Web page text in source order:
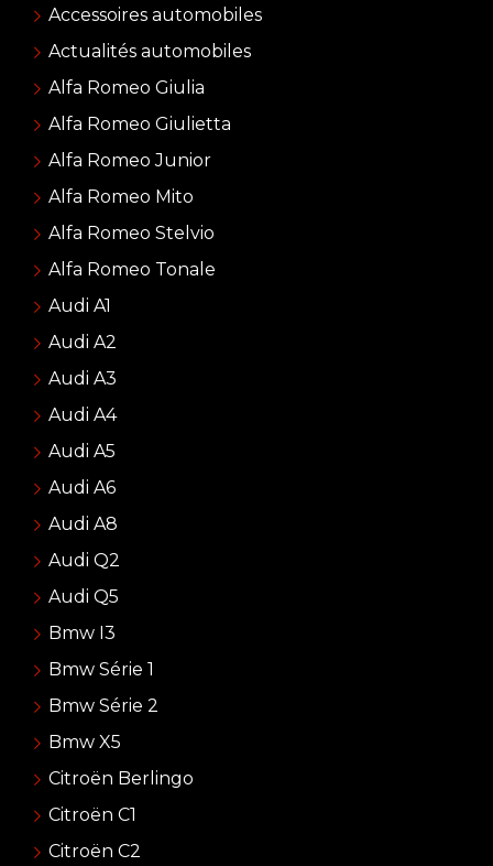
Accessoires automobiles
Actualités automobiles
Alfa Romeo Giulia
Alfa Romeo Giulietta
Alfa Romeo Junior
Alfa Romeo Mito
Alfa Romeo Stelvio
Alfa Romeo Tonale
Audi A1
Audi A2
Audi A3
Audi A4
Audi A5
Audi A6
Audi A8
Audi Q2
Audi Q5
Bmw I3
Bmw Série 1
Bmw Série 2
Bmw X5
Citroën Berlingo
Citroën C1
Citroën C2